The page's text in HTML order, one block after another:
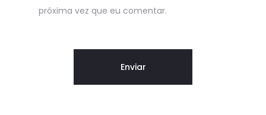
próxima vez que eu comentar.